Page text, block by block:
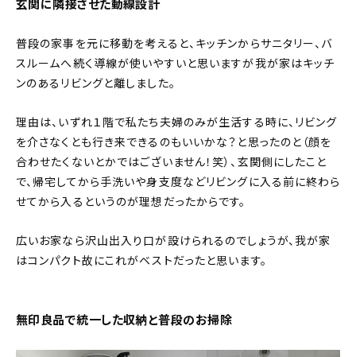
玄関に隣接させた動線設計
普段の家事を元に移動を考えると、キッチンからサニタリー、バ
スルームへ続く導線が使いやすいと思いますが我が家はキッチ
ンのあるリビングと離しました。
理由は、いずれ１階で私たち夫婦のみが生活する時に、リビング
を介さなくとも行き来できるのもいいかな？と思ったのと（顔を
合わせたくないとかではございません！笑）、玄関側にしたこと
で、帰宅してから手洗いや身支度などリビングに入る前に終わら
せてから入るというのが理想だったからです。
広いお家なら沢山出入り口が設けられるのでしょうが、我が家
はコンパクト故にこれがベストだったと思います。
無印良品で統一した収納と普段のお掃除